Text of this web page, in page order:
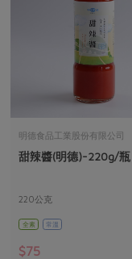
明德食品工業股份有限公司
甜辣醬(明德)-220g/瓶
220公克
全素 常溫
$75